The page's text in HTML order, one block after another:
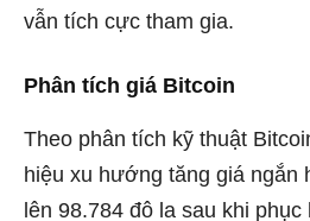
vẫn tích cực tham gia.
Phân tích giá Bitcoin
Theo phân tích kỹ thuật
hiệu xu hướng tăng giá ngắn
lên 98.784 đô la sau khi